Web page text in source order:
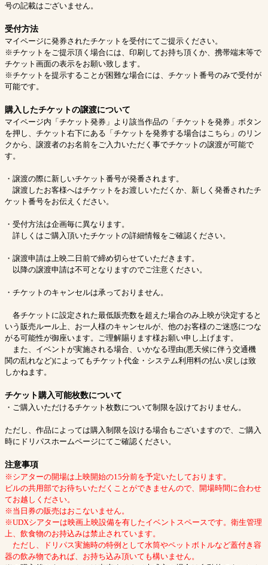
号の記載はございません。
受付方法
マイページに発券されたチケットを受付にてご提示ください。
※チケットをご提示頂く場合には、印刷してお持ち頂くか、携帯端末等で
チケット画面の表示をお願い致します。
※チケットを提示することが困難な場合には、チケット番号のみで受付が
可能です。
購入したチケットの譲渡について
マイページ内「チケット発券」より該当作品の「チケットを発券」ボタン
を押し、チケット右下にある「チケットを発券する場合はこちら」のリン
クから、譲渡者のお名前をご入力いただく事でチケットの譲渡が可能で
す。
・譲渡の際に新しいチケット番号が発番されます。
譲渡したお客様へはチケットをお渡しいただくか、新しく発番されたチ
ケット番号をお伝えください。
・受付方法は企画毎に異なります。
詳しくはご購入頂いたチケットの詳細情報をご確認ください。
・譲渡申請は上映二日前で締め切らせていただきます。
以降の譲渡申請は不可となりますのでご注意ください。
・チケットのキャンセルは承っておりません。
各チケットに設定された最低販売数を超えた場合のみ上映が決定すると
いう販売ルール上、お一人様のキャンセルが、他のお客様のご迷惑につな
がる可能性が御座います。ご理解賜ります様お願い申し上げます。
また、イベントが実施される場合、いかなる理由(悪天候に伴う交通機
関の乱れなど)によってもチケット代金・システム利用料の払い戻しは致
しかねます。
チケット購入可能枚数について
・ご購入いただけるチケット枚数について制限を設けておりません。
ただし、作品によっては購入制限を設ける場合もございますので、ご購入
時にドリパスホームページにてご確認ください。
注意事項
※シアターの開場は上映開始の15分前を予定いたしております。
ビルの共用部でお待ちいただくことができませんので、開場時間に合わせ
てお越しください。
※当日券の販売はおこないません。
※UDXシアターは映画上映設備を有したイベントスペースです。衛生管理
上、飲食物のお持込みは禁止されています。
ただし、ドリパス実施時の特例として水筒やペットボトルなど蓋付き容
器の飲み物であれば、お持ち込み頂いても構いません。